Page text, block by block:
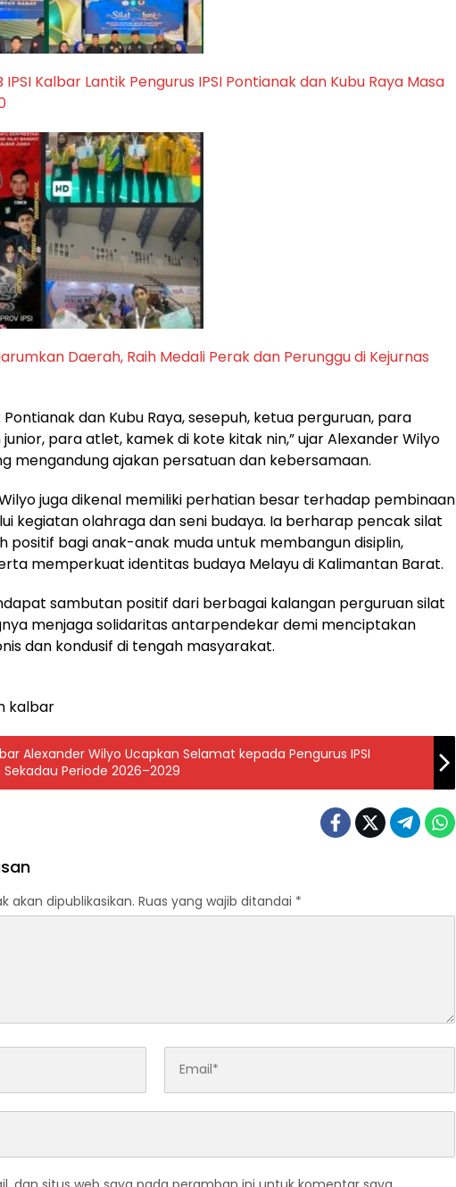
IPSI Kalbar Lantik Pengurus IPSI Pontianak dan Kubu Raya Masa
Daerah, Raih Medali Perak dan Perunggu di Kejurnas
dan Kubu Raya, sesepuh, ketua perguruan, para
para atlet, kamek di kote kitak nin,” ujar Alexander Wilyo
mengandung ajakan persatuan dan kebersamaan.
juga dikenal memiliki perhatian besar terhadap pembinaan
kegiatan olahraga dan seni budaya. Ia berharap pencak silat
positif bagi anak-anak muda untuk membangun disiplin,
memperkuat identitas budaya Melayu di Kalimantan Barat.
sambutan positif dari berbagai kalangan perguruan silat
menjaga solidaritas antarpendekar demi menciptakan
dan kondusif di tengah masyarakat.
kalbar
Alexander Wilyo Ucapkan Selamat kepada Pengurus IPSI
Periode 2026–2029
akan dipublikasikan. Ruas yang wajib ditandai *